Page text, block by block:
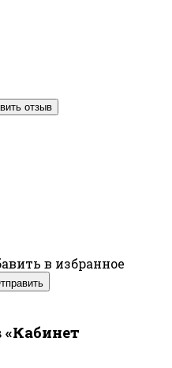
отзыв
в избранное
«Кабинет